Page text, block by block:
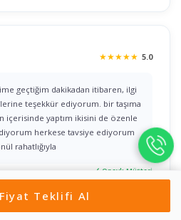
★★★★★ 5.0
geçtiğim dakikadan itibaren, ilgi
teşekkür ediyorum. bir taşıma
içerisinde yaptım ikisini de özenle
herkese tavsiye ediyorum
rahatlığıyla
✓ Onaylı Müşteri
Teklifi Al